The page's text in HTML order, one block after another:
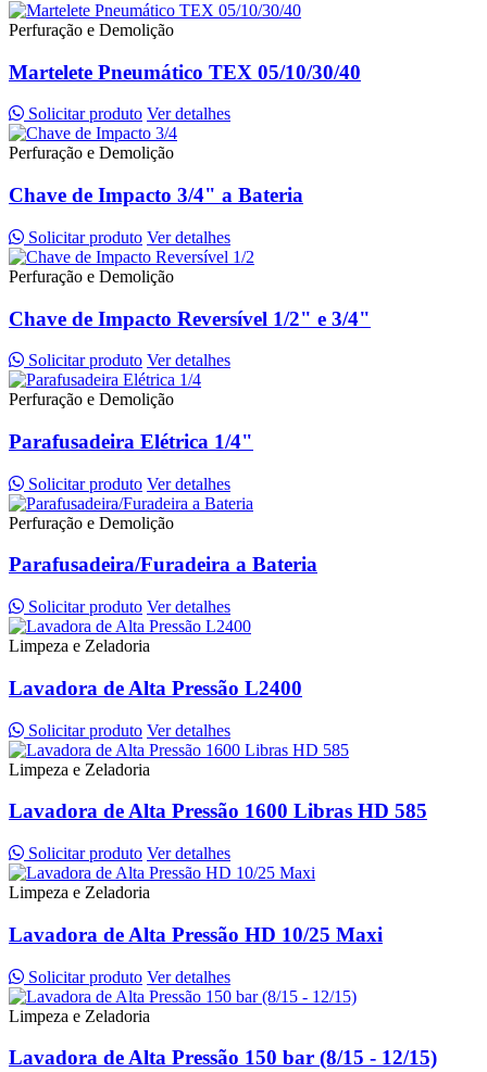
Perfuração e Demolição
Martelete Pneumático TEX 05/10/30/40
Solicitar produto Ver detalhes
Perfuração e Demolição
Chave de Impacto 3/4" a Bateria
Solicitar produto Ver detalhes
Perfuração e Demolição
Chave de Impacto Reversível 1/2" e 3/4"
Solicitar produto Ver detalhes
Perfuração e Demolição
Parafusadeira Elétrica 1/4"
Solicitar produto Ver detalhes
Perfuração e Demolição
Parafusadeira/Furadeira a Bateria
Solicitar produto Ver detalhes
Limpeza e Zeladoria
Lavadora de Alta Pressão L2400
Solicitar produto Ver detalhes
Limpeza e Zeladoria
Lavadora de Alta Pressão 1600 Libras HD 585
Solicitar produto Ver detalhes
Limpeza e Zeladoria
Lavadora de Alta Pressão HD 10/25 Maxi
Solicitar produto Ver detalhes
Limpeza e Zeladoria
Lavadora de Alta Pressão 150 bar (8/15 - 12/15)